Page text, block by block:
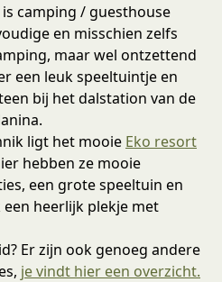
camping / guesthouse
en misschien zelfs
maar wel ontzettend
een leuk speeltuintje en
bij het dalstation van de
ligt het mooie Eko resort
hebben ze mooie
een grote speeltuin en
heerlijk plekje met
Er zijn ook genoeg andere
je vindt hier een overzicht.